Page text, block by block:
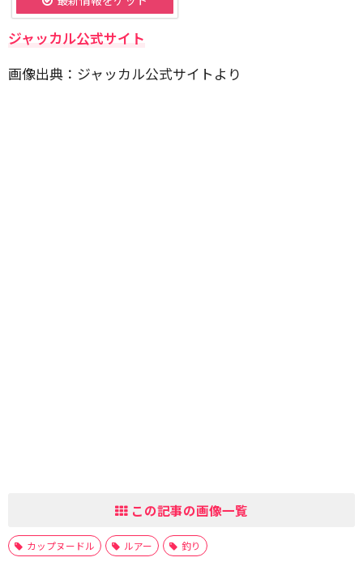
ジャッカル公式サイト
画像出典：ジャッカル公式サイトより
この記事の画像一覧
カップヌードル ルアー 釣り